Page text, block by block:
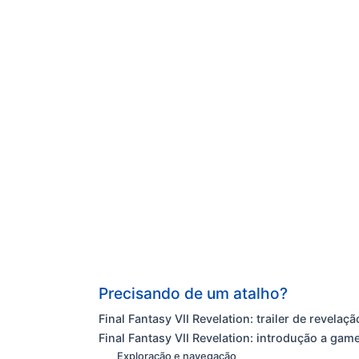
Precisando de um atalho?
Final Fantasy VII Revelation: trailer de
Final Fantasy VII Revelation: introdução a
Exploração e navegação